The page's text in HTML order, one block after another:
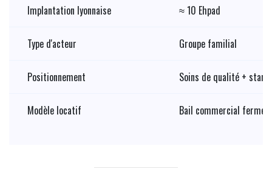
Implantation lyonnaise ≈ 10 Ehpad
Type d'acteur Groupe familial
Positionnement Soins de qualité +
Modèle locatif Bail commercial ferme